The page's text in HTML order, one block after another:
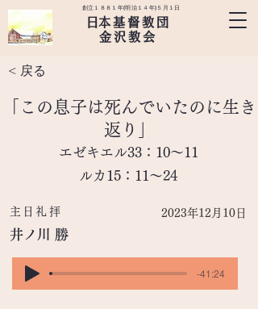
創立１８８１年(明治１４年)５月１日
​日本基督教団
金沢教会
< 戻る
「この息子は死んでいたのに生き
返り」
エゼキエル33：10～11
ルカ15：11～24
主日礼拝 2023年12月10日
井ノ川 勝
-41:24